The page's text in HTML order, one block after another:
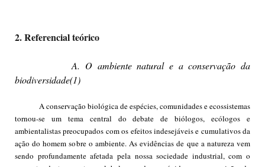
2. Referencial teórico
A. O ambiente natural e a conservação da
biodiversidade(1)
A conservação biológica de espécies, comunidades e ecossistemas
tornou-se um tema central do debate de biólogos, ecólogos e
ambientalistas preocupados com os efeitos indesejáveis e cumulativos da
ação do homem sobre o ambiente. As evidências de que a natureza vem
sendo profundamente afetada pela nossa sociedade industrial, com o